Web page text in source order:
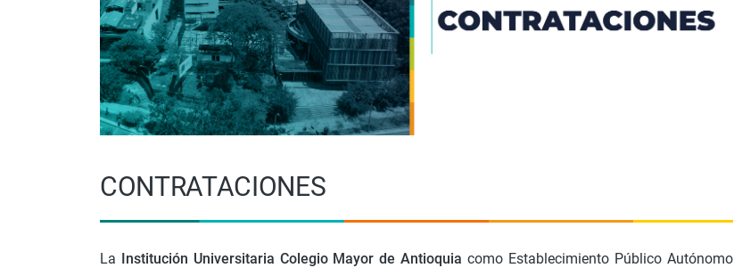
CONTRATACIONES
La Institución Universitaria Colegio Mayor de Antioquia como Establecimiento Público Autónomo